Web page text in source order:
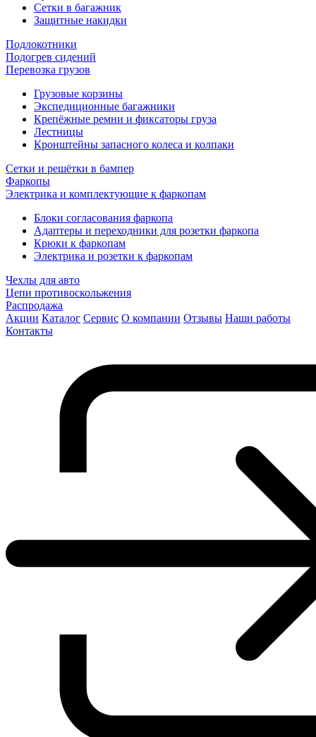
Сетки в багажник
Защитные накидки
Подлокотники
Подогрев сидений
Перевозка грузов
Грузовые корзины
Экспедиционные багажники
Крепёжные ремни и фиксаторы груза
Лестницы
Кронштейны запасного колеса и колпаки
Сетки и решётки в бампер
Фаркопы
Электрика и комплектующие к фаркопам
Блоки согласования фаркопа
Адаптеры и переходники для розетки фаркопа
Крюки к фаркопам
Электрика и розетки к фаркопам
Чехлы для авто
Цепи противоскольжения
Распродажа
Акции Каталог Сервис О компании Отзывы Наши работы
Контакты